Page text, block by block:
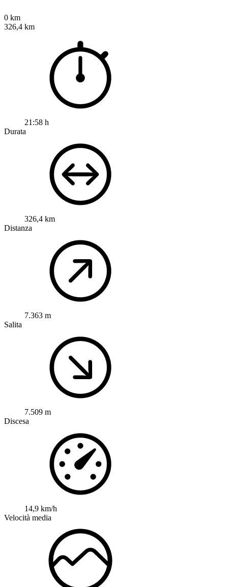
0 km
326,4 km
21:58 h
Durata
326,4 km
Distanza
7.363 m
Salita
7.509 m
Discesa
14,9 km/h
Velocità media